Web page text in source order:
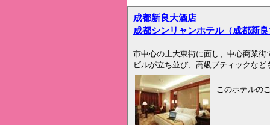
成都新良大酒店
成都シンリャンホテル（成都新
市中心の上大東街に面し、中心商業
ビルが立ち並び、高級ブティックなど
このホテルの